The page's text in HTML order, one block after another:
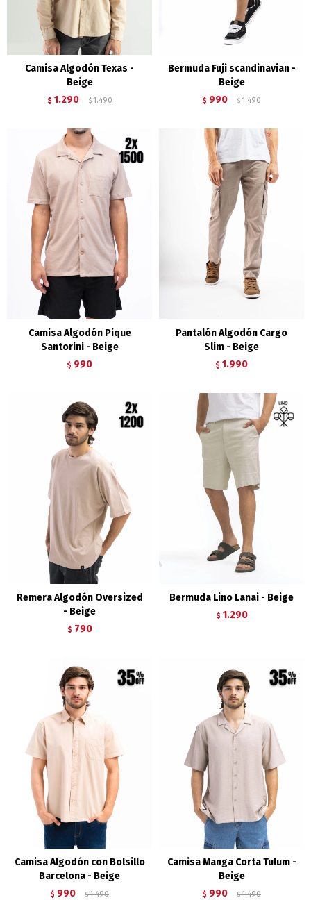
Camisa Algodón Texas -
Beige
$ 1.290 $ 1.490
Bermuda Fuji scandinavian -
Beige
$ 990 $ 1.490
Camisa Algodón Pique
Santorini - Beige
$ 990
Pantalón Algodón Cargo
Slim - Beige
$ 1.990
Remera Algodón Oversized
- Beige
$ 790
Bermuda Lino Lanai - Beige
$ 1.290
Camisa Algodón con Bolsillo
Barcelona - Beige
$ 990 $ 1.490
Camisa Manga Corta Tulum -
Beige
$ 990 $ 1.490